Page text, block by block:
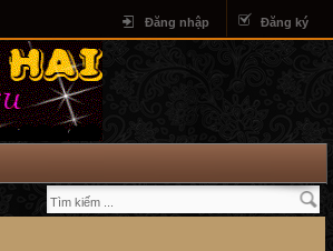
Đăng nhập Đăng ký